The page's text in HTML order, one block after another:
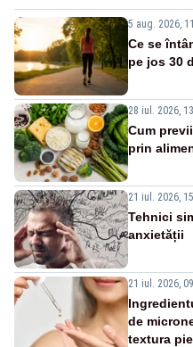
5 aug. 2026,
Ce se
pe jos 30
28 iul. 2026,
Cum
prin
21 iul. 2026,
Tehnici
anxietății
21 iul. 2026,
de
textura